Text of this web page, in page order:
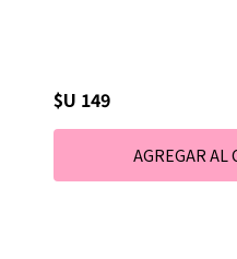
$U 149